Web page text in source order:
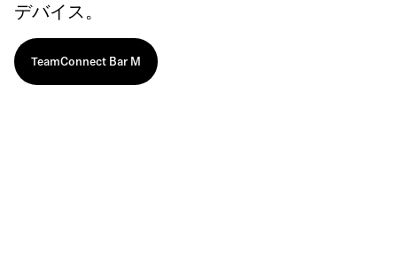
デバイス。
TeamConnect Bar M